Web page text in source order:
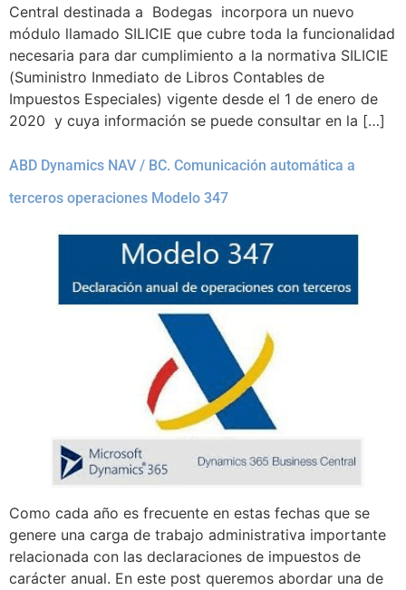
Central destinada a Bodegas incorpora un nuevo
módulo llamado SILICIE que cubre toda la funcionalidad
necesaria para dar cumplimiento a la normativa SILICIE
(Suministro Inmediato de Libros Contables de
Impuestos Especiales) vigente desde el 1 de enero de
2020 y cuya información se puede consultar en la […]
ABD Dynamics NAV / BC. Comunicación automática a
terceros operaciones Modelo 347
Como cada año es frecuente en estas fechas que se
genere una carga de trabajo administrativa importante
relacionada con las declaraciones de impuestos de
carácter anual. En este post queremos abordar una de